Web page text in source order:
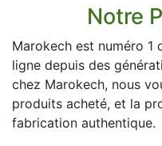
Notre
Marokech est numéro 1
ligne depuis des
chez Marokech, nous
produits acheté, et la
fabrication authentique.